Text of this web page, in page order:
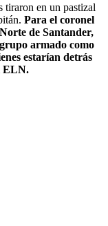
tiraron en un pastizal
Para el coronel
de Santander,
armado como
estarían detrás
ELN.